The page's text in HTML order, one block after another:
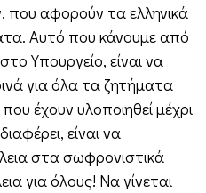
αφορούν τα ελληνικά
Αυτό που κάνουμε από
Υπουργείο, είναι να
για όλα τα ζητήματα
έχουν υλοποιηθεί μέχρι
είναι να
στα σωφρονιστικά
για όλους! Να γίνεται